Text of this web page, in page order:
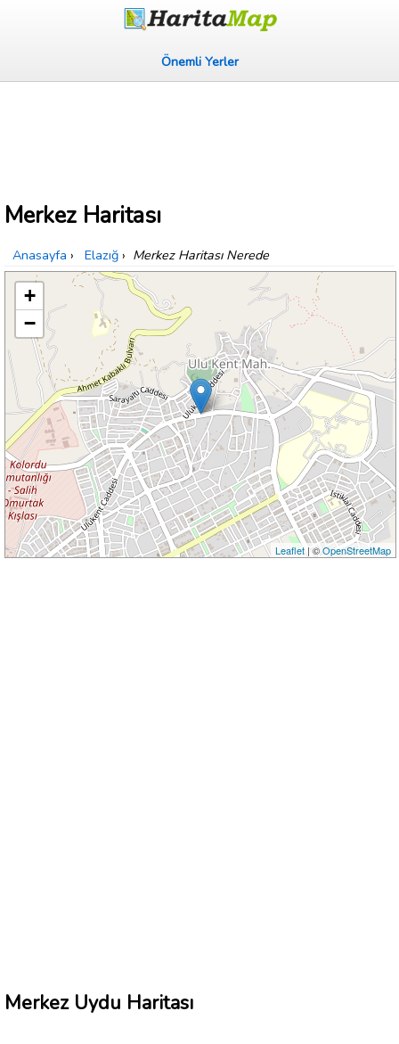
Önemli Yerler
Merkez Haritası
Anasayfa › Elazığ › Merkez Haritası Nerede
+
−
Leaflet | ©OpenStreetMap
Merkez Uydu Haritası